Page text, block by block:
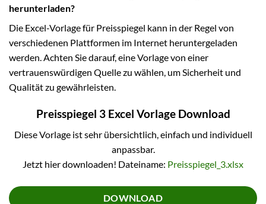
herunterladen?
Die Excel-Vorlage für Preisspiegel kann in der Regel von
verschiedenen Plattformen im Internet heruntergeladen
werden. Achten Sie darauf, eine Vorlage von einer
vertrauenswürdigen Quelle zu wählen, um Sicherheit und
Qualität zu gewährleisten.
Preisspiegel 3 Excel Vorlage Download
Diese Vorlage ist sehr übersichtlich, einfach und individuell
anpassbar.
Jetzt hier downloaden! Dateiname: Preisspiegel_3.xlsx
DOWNLOAD